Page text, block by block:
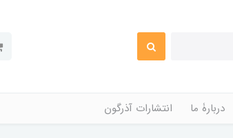
دربارۀ ما انتشارات آذرگون